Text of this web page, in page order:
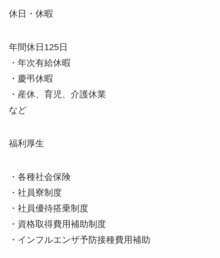
休日・休暇
年間休日125日
・年次有給休暇
・慶弔休暇
・産休、育児、介護休業
など
福利厚生
・各種社会保険
・社員寮制度
・社員優待搭乗制度
・資格取得費用補助制度
・インフルエンザ予防接種費用補助